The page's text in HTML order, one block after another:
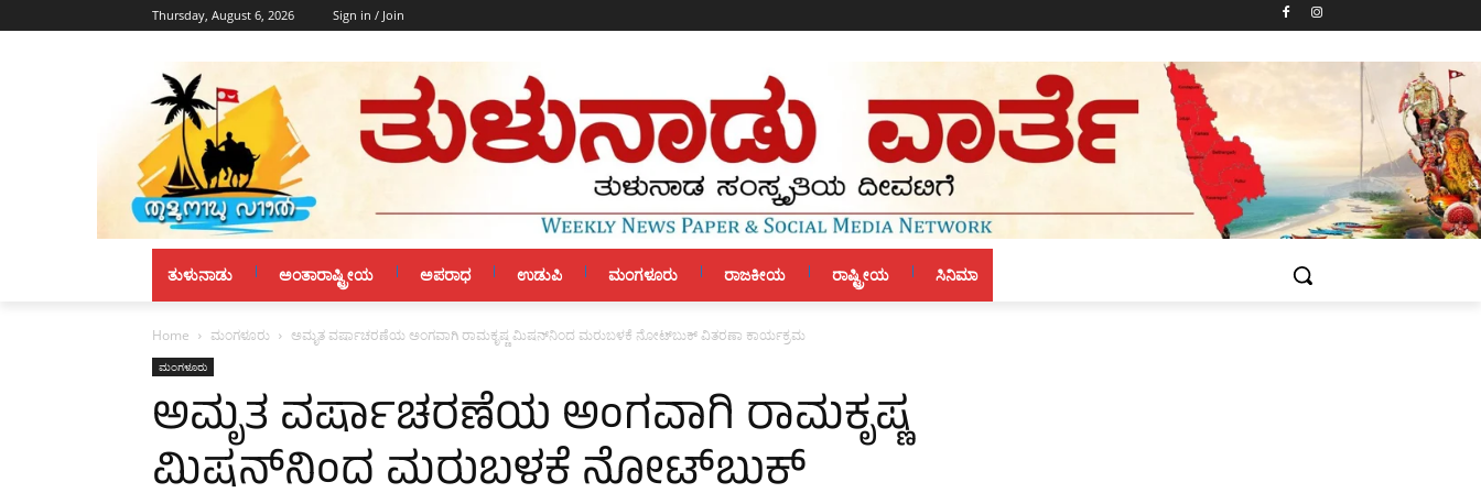
Thursday, August 6, 2026 Sign in / Join
ತುಳುನಾಡು ಅಂತಾರಾಷ್ಟ್ರೀಯ ಅಪರಾಧ ಉಡುಪಿ ಮಂಗಳೂರು ರಾಜಕೀಯ ರಾಷ್ಟ್ರೀಯ ಸಿನಿಮಾ
Home ಮಂಗಳೂರು ಅಮೃತ ವರ್ಷಾಚರಣೆಯ ಅಂಗವಾಗಿ ರಾಮಕೃಷ್ಣ ಮಿಷನ್‌ನಿಂದ ಮರುಬಳಕೆ ನೋಟ್‌ಬುಕ್ ವಿತರಣಾ ಕಾರ್ಯಕ್ರಮ
ಮಂಗಳೂರು
ಅಮೃತ ವರ್ಷಾಚರಣೆಯ ಅಂಗವಾಗಿ ರಾಮಕೃಷ್ಣ
ಮಿಷನ್‌ನಿಂದ ಮರುಬಳಕೆ ನೋಟ್‌ಬುಕ್